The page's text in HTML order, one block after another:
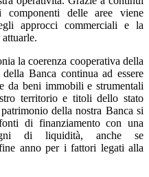
delle aree viene
approcci commerciali e la
la coerenza cooperativa della
Banca continua ad essere
da beni immobili e strumentali
territorio e titoli dello stato
della nostra Banca si
di finanziamento con una
di liquidità, anche se
anno per i fattori legati alla